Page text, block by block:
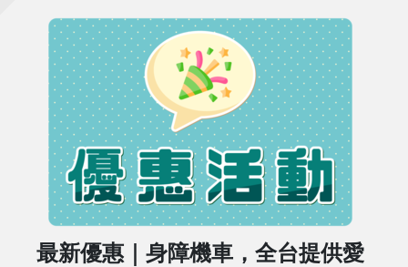
最新優惠｜身障機車，全台提供愛